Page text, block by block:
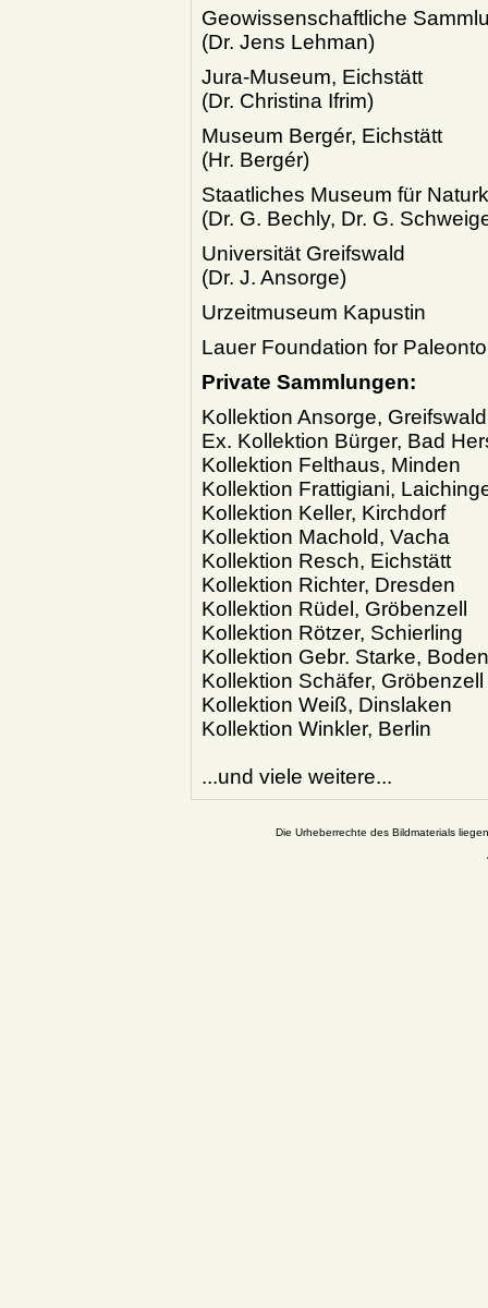
Geowissenschaftliche
(Dr. Jens Lehman)
Jura-Museum, Eichstätt
(Dr. Christina Ifrim)
Museum Bergér, Eichstätt
(Hr. Bergér)
Staatliches Museum für
(Dr. G. Bechly, Dr. G.
Universität Greifswald
(Dr. J. Ansorge)
Urzeitmuseum Kapustin
Lauer Foundation for
Private Sammlungen:
Kollektion Ansorge, Greifswald
Ex. Kollektion Bürger, Bad
Kollektion Felthaus, Minden
Kollektion Frattigiani,
Kollektion Keller, Kirchdorf
Kollektion Machold, Vacha
Kollektion Resch, Eichstätt
Kollektion Richter, Dresden
Kollektion Rüdel, Gröbenzell
Kollektion Rötzer, Schierling
Kollektion Gebr. Starke,
Kollektion Schäfer, Gröbenzell
Kollektion Weiß, Dinslaken
Kollektion Winkler, Berlin
...und viele weitere...
Die Urheberrechte des Bildmaterials